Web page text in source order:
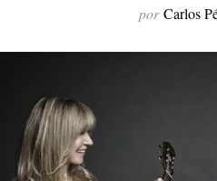
por Carlos